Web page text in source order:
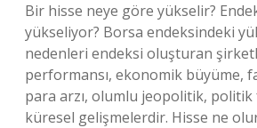
Bir hisse neye göre yükselir?
yükseliyor? Borsa endeksindeki
nedenleri endeksi oluşturan
performansı, ekonomik büyüme,
para arzı, olumlu jeopolitik,
küresel gelişmelerdir. Hisse ne